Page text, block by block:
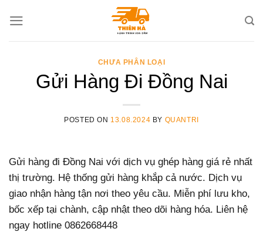
CHƯA PHÂN LOẠI
Gửi Hàng Đi Đồng Nai
POSTED ON 13.08.2024 BY QUANTRI
Gửi hàng đi Đồng Nai với dịch vụ ghép hàng giá rẻ nhất
thị trường. Hệ thống gửi hàng khắp cả nước. Dịch vụ
giao nhận hàng tận nơi theo yêu cầu. Miễn phí lưu kho,
bốc xếp tại chành, cập nhật theo dõi hàng hóa. Liên hệ
ngay hotline 0862668448